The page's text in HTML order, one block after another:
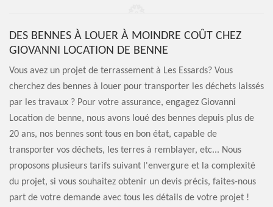
DES BENNES À LOUER À MOINDRE COÛT CHEZ
GIOVANNI LOCATION DE BENNE
Vous avez un projet de terrassement à Les Essards? Vous
cherchez des bennes à louer pour transporter les déchets laissés
par les travaux ? Pour votre assurance, engagez Giovanni
Location de benne, nous avons loué des bennes depuis plus de
20 ans, nos bennes sont tous en bon état, capable de
transporter vos déchets, les terres à remblayer, etc... Nous
proposons plusieurs tarifs suivant l'envergure et la complexité
du projet, si vous souhaitez obtenir un devis précis, faites-nous
part de votre demande avec tous les détails de votre projet !